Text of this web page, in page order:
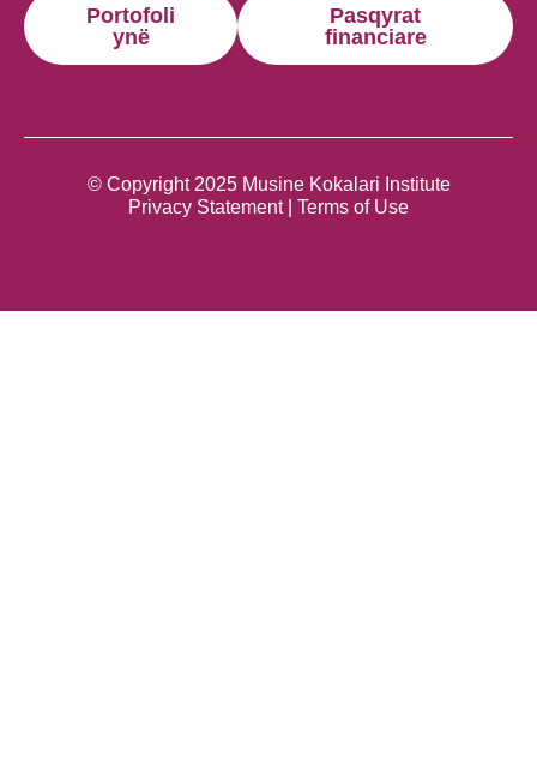
Portofoli
ynë
Pasqyrat
financiare
© Copyright 2025 Musine Kokalari Institute
Privacy Statement | Terms of Use